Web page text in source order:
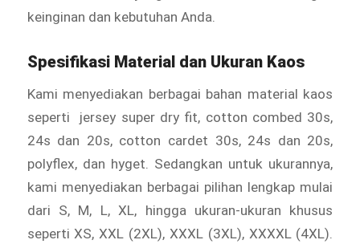
keinginan dan kebutuhan Anda.
Spesifikasi Material dan Ukuran Kaos
Kami menyediakan berbagai bahan material kaos
seperti jersey super dry fit, cotton combed 30s,
24s dan 20s, cotton cardet 30s, 24s dan 20s,
polyflex, dan hyget. Sedangkan untuk ukurannya,
kami menyediakan berbagai pilihan lengkap mulai
dari S, M, L, XL, hingga ukuran-ukuran khusus
seperti XS, XXL (2XL), XXXL (3XL), XXXXL (4XL).